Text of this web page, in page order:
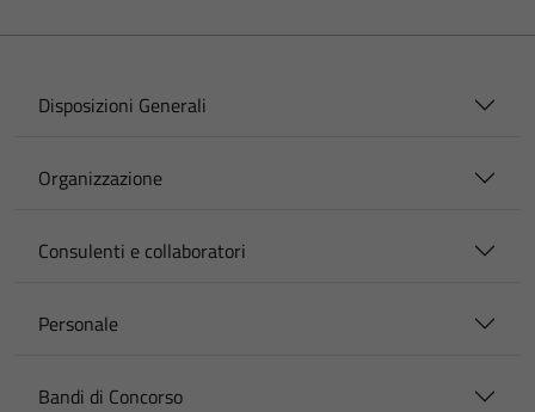
Disposizioni Generali
Organizzazione
Consulenti e collaboratori
Personale
Bandi di Concorso